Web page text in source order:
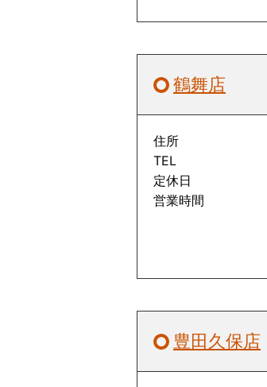
鶴舞店
住所
TEL
定休日
営業時間
豊田久保店